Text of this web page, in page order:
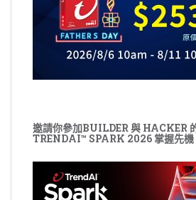
邀請你參加BUILDER 與 HACKER
TRENDAI™ SPARK 2026 掌握先機